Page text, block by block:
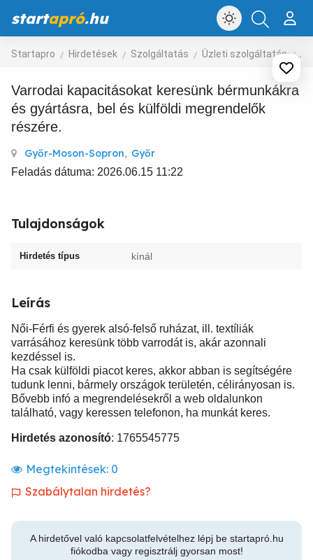
startapró.hu
Startapro Hirdetések Szolgáltatás Üzleti szolgáltatás
Varrodai kapacitásokat keresünk bérmunkákra
és gyártásra, bel és külföldi megrendelők
részére.
Győr-Moson-Sopron, Győr
Feladás dátuma: 2026.06.15 11:22
Tulajdonságok
Hirdetés típus kínál
Leírás
Női-Férfi és gyerek alsó-felső ruházat, ill. textíliák
varrásához keresünk több varrodát is, akár azonnali
kezdéssel is.
Ha csak külföldi piacot keres, akkor abban is segítségére
tudunk lenni, bármely országok területén, célirányosan is.
Bővebb infó a megrendelésekről a web oldalunkon
található, vagy keressen telefonon, ha munkát keres.
Hirdetés azonosító: 1765545775
Megtekintések: 0
Szabálytalan hirdetés?
A hirdetővel való kapcsolatfelvételhez lépj be startapró.hu
fiókodba vagy regisztrálj gyorsan most!